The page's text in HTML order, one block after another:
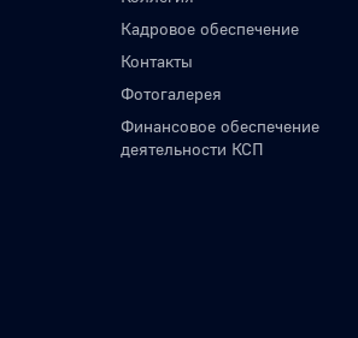
Кадровое обеспечение
Контакты
Фотогалерея
Финансовое обеспечение
деятельности КСП